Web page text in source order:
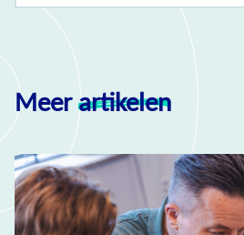
Meerartikelen